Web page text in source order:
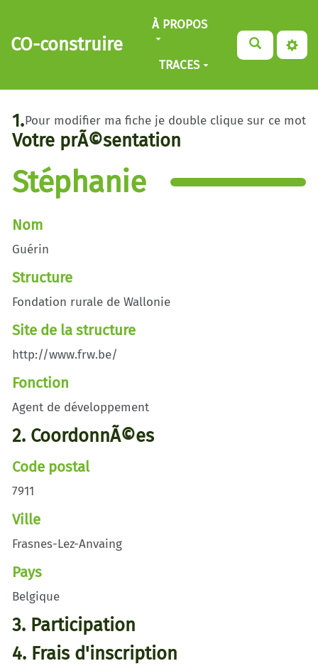
Aller au contenu principal
CO-construire
À PROPOS
TRACES
Pour modifier ma fiche je double clique sur ce mot
1.
Votre prÃ©sentation
Stéphanie
Nom
Guérin
Structure
Fondation rurale de Wallonie
Site de la structure
http://www.frw.be/
Fonction
Agent de développement
2. CoordonnÃ©es
Code postal
7911
Ville
Frasnes-Lez-Anvaing
Pays
Belgique
3. Participation
4. Frais d'inscription